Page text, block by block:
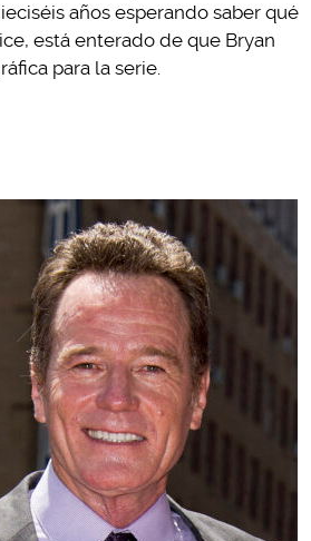
años esperando saber qué
está enterado de que Bryan
para la serie.